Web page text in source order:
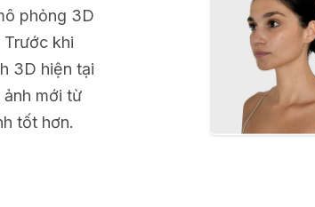
phỏng 3D
Trước khi
3D hiện tại
mới từ
tốt hơn.